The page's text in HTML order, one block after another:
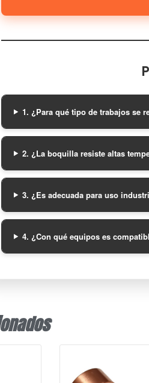
1. ¿Para qué tipo de trabajos se
2. ¿La boquilla resiste altas
3. ¿Es adecuada para uso
4. ¿Con qué equipos es